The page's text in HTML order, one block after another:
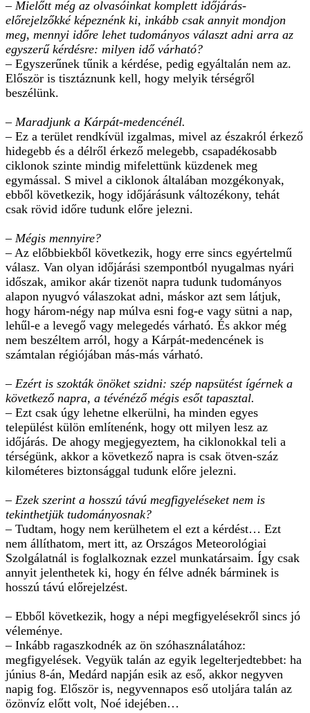
– Mielőtt még az olvasóinkat komplett időjárás-
előrejelzőkké képeznénk ki, inkább csak annyit mondjon
meg, mennyi időre lehet tudományos választ adni arra az
egyszerű kérdésre: milyen idő várható?
– Egyszerűnek tűnik a kérdése, pedig egyáltalán nem az.
Először is tisztáznunk kell, hogy melyik térségről
beszélünk.
– Maradjunk a Kárpát-medencénél.
– Ez a terület rendkívül izgalmas, mivel az északról érkező
hidegebb és a délről érkező melegebb, csapadékosabb
ciklonok szinte mindig mifelettünk küzdenek meg
egymással. S mivel a ciklonok általában mozgékonyak,
ebből következik, hogy időjárásunk változékony, tehát
csak rövid időre tudunk előre jelezni.
– Mégis mennyire?
– Az előbbiekből következik, hogy erre sincs egyértelmű
válasz. Van olyan időjárási szempontból nyugalmas nyári
időszak, amikor akár tizenöt napra tudunk tudományos
alapon nyugvó válaszokat adni, máskor azt sem látjuk,
hogy három-négy nap múlva esni fog-e vagy sütni a nap,
lehűl-e a levegő vagy melegedés várható. És akkor még
nem beszéltem arról, hogy a Kárpát-medencének is
számtalan régiójában más-más várható.
– Ezért is szokták önöket szidni: szép napsütést ígérnek a
következő napra, a tévénéző mégis esőt tapasztal.
– Ezt csak úgy lehetne elkerülni, ha minden egyes
települést külön említenénk, hogy ott milyen lesz az
időjárás. De ahogy megjegyeztem, ha ciklonokkal teli a
térségünk, akkor a következő napra is csak ötven-száz
kilométeres biztonsággal tudunk előre jelezni.
– Ezek szerint a hosszú távú megfigyeléseket nem is
tekinthetjük tudományosnak?
– Tudtam, hogy nem kerülhetem el ezt a kérdést… Ezt
nem állíthatom, mert itt, az Országos Meteorológiai
Szolgálatnál is foglalkoznak ezzel munkatársaim. Így csak
annyit jelenthetek ki, hogy én félve adnék bárminek is
hosszú távú előrejelzést.
– Ebből következik, hogy a népi megfigyelésekről sincs jó
véleménye.
– Inkább ragaszkodnék az ön szóhasználatához:
megfigyelések. Vegyük talán az egyik legelterjedtebbet: ha
június 8-án, Medárd napján esik az eső, akkor negyven
napig fog. Először is, negyvennapos eső utoljára talán az
özönvíz előtt volt, Noé idejében…